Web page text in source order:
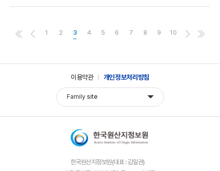
1 2 3 4 5 6 7 8 9 10
이용약관 개인정보처리방침
Family site
한국원산지정보원(대표 : 김일권)